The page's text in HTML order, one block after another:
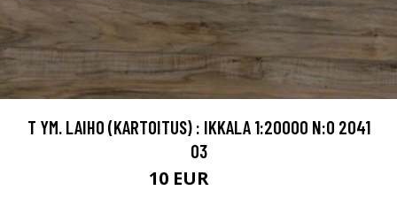
T YM. LAIHO (KARTOITUS) : IKKALA 1:20000 N:O 2041
03
10 EUR